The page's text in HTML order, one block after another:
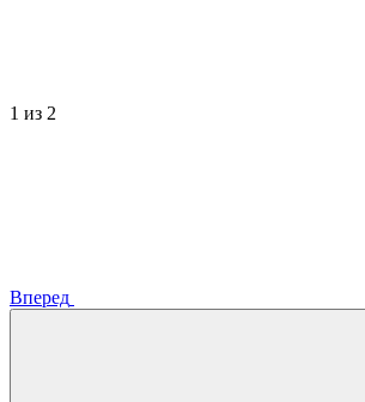
1 из 2
Вперед